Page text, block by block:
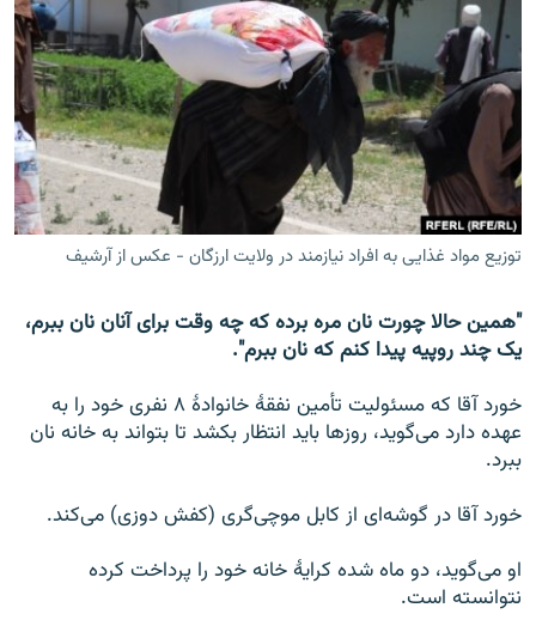
بحران مهاجرت
'کووید-۱۹'
تماس
صفحه پشتو
Azadi English
همۀ سایت‌های رادیو آزادی/ رادیو اروپای آزاد
توزیع مواد غذایی به افراد نیازمند در ولایت ارزگان - عکس از آرشیف
"همین حالا چورت نان مره برده که چه وقت برای آنان نان ببرم،
یک چند روپیه پیدا کنم که نان ببرم".
خورد آقا که مسئولیت تأمین نفقۀ خانوادۀ ۸ نفری خود را به
عهده دارد می‌گوید، روزها باید انتظار بکشد تا بتواند به خانه نان
ببرد.
خورد آقا در گوشه‌ای از کابل موچی‌گری (کفش دوزی) می‌کند.
او می‌گوید، ‌دو ماه شده کرایۀ خانه خود را پرداخت کرده
نتوانسته است.